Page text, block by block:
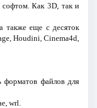
Как 3D, так и
также еще с десяток
Houdini, Cinema4d,
форматов файлов для
wrl.